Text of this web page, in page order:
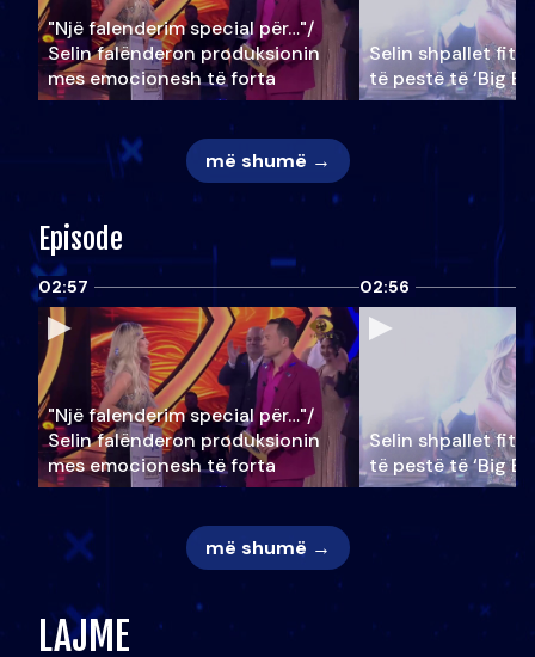
"Një falenderim special për…"/
Selin falënderon produksionin
mes emocionesh të forta
Selin shpallet
të pestë të ‘Big
më shumë →
Episode
02:57
"Një falenderim special për…"/
Selin falënderon produksionin
mes emocionesh të forta
02:56
Selin shpallet
të pestë të ‘Big
më shumë →
LAJME